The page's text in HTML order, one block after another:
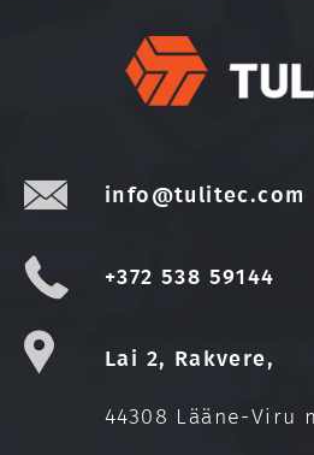
info@tulitec.com
+372 538 59144
Lai 2, Rakvere,
44308 Lääne-Viru